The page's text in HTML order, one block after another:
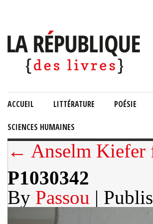
ACCUEIL LITTÉRATURE POÉSIE
SCIENCES HUMAINES
← Anselm Kiefer
P1030342
By Passou |